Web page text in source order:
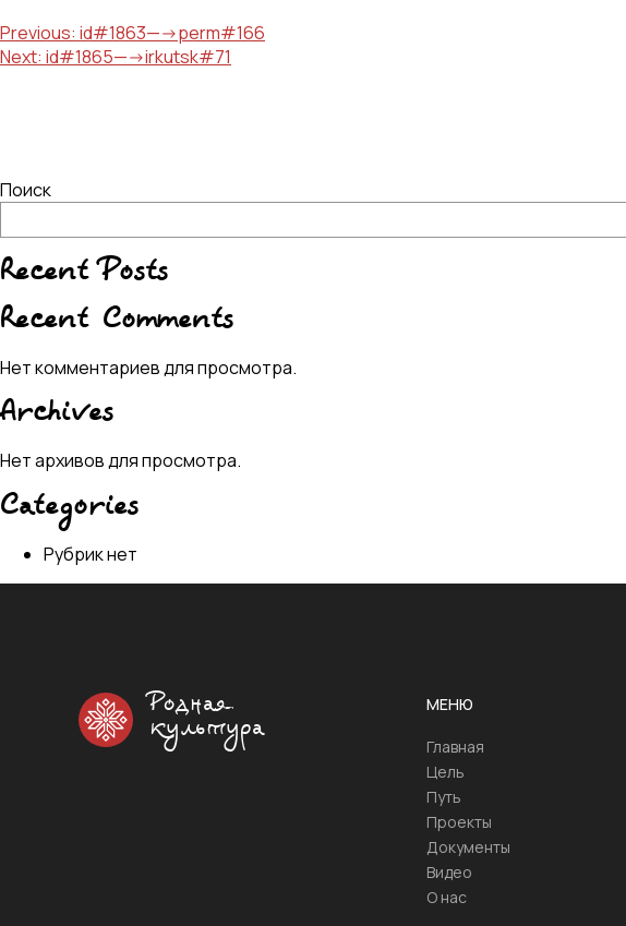
Навигация
по
Previous: id#1863—->perm#166
Next: id#1865—->irkutsk#71
Поиск
Recent Posts
Recent Comments
Нет комментариев для просмотра.
Archives
Нет архивов для просмотра.
Categories
Рубрик нет
Родная
культура
МЕНЮ
Главная
Цель
Путь
Проекты
Документы
Видео
О нас